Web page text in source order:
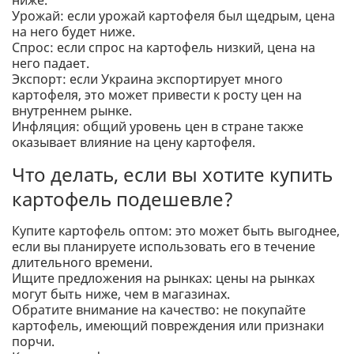
Урожай: если урожай картофеля был щедрым, цена
на него будет ниже.
Спрос: если спрос на картофель низкий, цена на
него падает.
Экспорт: если Украина экспортирует много
картофеля, это может привести к росту цен на
внутреннем рынке.
Инфляция: общий уровень цен в стране также
оказывает влияние на цену картофеля.
Что делать, если вы хотите купить
картофель подешевле?
Купите картофель оптом: это может быть выгоднее,
если вы планируете использовать его в течение
длительного времени.
Ищите предложения на рынках: цены на рынках
могут быть ниже, чем в магазинах.
Обратите внимание на качество: не покупайте
картофель, имеющий повреждения или признаки
порчи.